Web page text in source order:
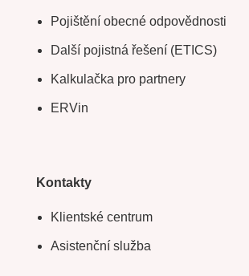
Pojištění obecné odpovědnosti
Další pojistná řešení (ETICS)
Kalkulačka pro partnery
ERVin
Kontakty
Klientské centrum
Asistenční služba